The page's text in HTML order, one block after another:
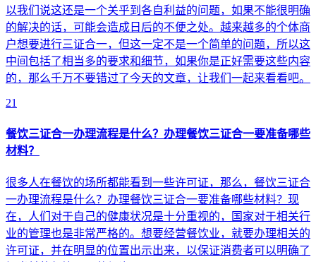
以我们说这还是一个关乎到各自利益的问题，如果不能很明确
的解决的话，可能会造成日后的不便之处。越来越多的个体商
户想要进行三证合一，但这一定不是一个简单的问题，所以这
中间包括了相当多的要求和细节，如果你是正好需要这些内容
的，那么千万不要错过了今天的文章，让我们一起来看看吧。
21
餐饮三证合一办理流程是什么？办理餐饮三证合一要准备哪些
材料？
很多人在餐饮的场所都能看到一些许可证，那么，餐饮三证合
一办理流程是什么？办理餐饮三证合一要准备哪些材料？现
在，人们对于自己的健康状况是十分重视的，国家对于相关行
业的管理也是非常严格的。想要经营餐饮业，就要办理相关的
许可证，并在明显的位置出示出来，以保证消费者可以明确了